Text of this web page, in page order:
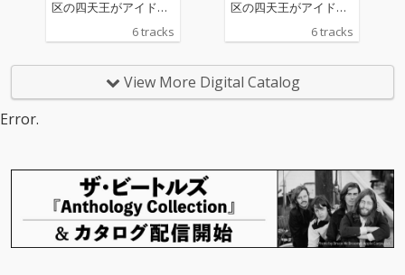
区の四天王がアイドル
グループに転生した
ら？』の主題歌「ここ
ス」、重く禍々しい愛
を表現した“呪縛ソン
6 tracks
区の四天王がアイドル
グループに転生した
ら？』の主題歌「ここ
ス」、重く禍々しい愛
を表現した“呪縛ソン
6 tracks
View More Digital Catalog
Error.